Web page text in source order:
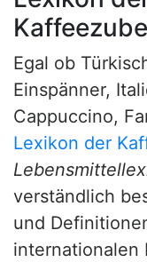
Egal ob
Einspänner,
Cappuccino,
Lexikon der
verständlich
und
internationalen